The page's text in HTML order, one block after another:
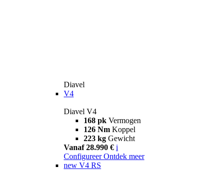
Diavel
V4
Diavel V4
168 pk Vermogen
126 Nm Koppel
223 kg Gewicht
Vanaf 28.990 € i
Configureer Ontdek meer
new V4 RS